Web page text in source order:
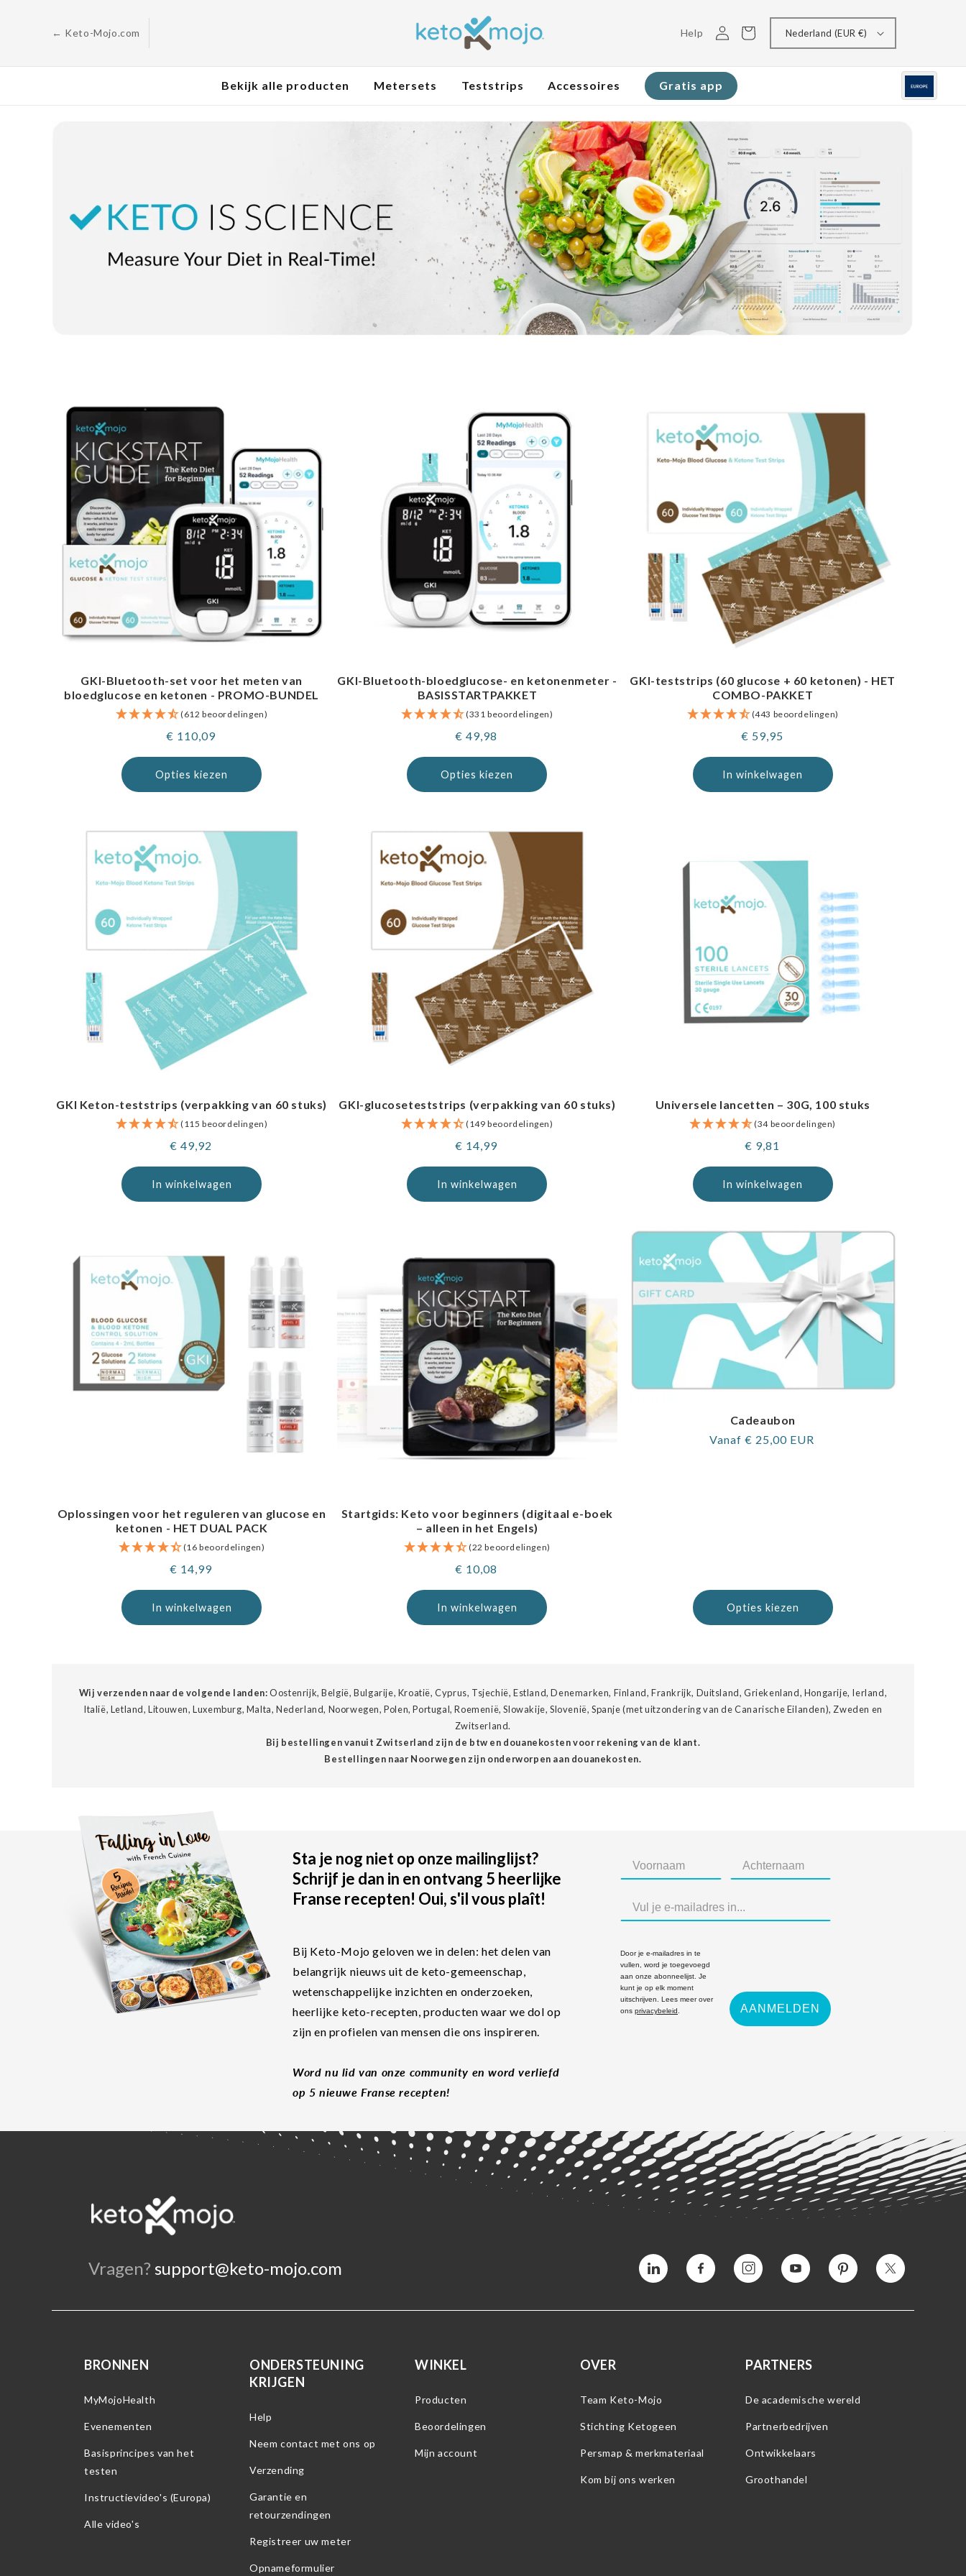
← Keto-Mojo.com HelpInloggen
Winkelwagen Nederland (EUR €)
Bekijk alle producten Metersets Teststrips Accessoires Gratis app
GKI-Bluetooth-set voor het meten van
bloedglucose en ketonen - PROMO-BUNDEL
(612 beoordelingen)
Normale
€ 110,09
Opties kiezen
GKI-Bluetooth-bloedglucose- en ketonenmeter -
BASISSTARTPAKKET
(331 beoordelingen)
Normale
€ 49,98
Opties kiezen
GKI-teststrips (60 glucose + 60 ketonen) - HET
COMBO-PAKKET
(443 beoordelingen)
Normale
€ 59,95
In winkelwagen
GKI Keton-teststrips (verpakking van 60 stuks)
(115 beoordelingen)
Normale
€ 49,92
In winkelwagen
GKI-glucoseteststrips (verpakking van 60 stuks)
(149 beoordelingen)
Normale
€ 14,99
In winkelwagen
Universele lancetten – 30G, 100 stuks
(34 beoordelingen)
Normale
€ 9,81
In winkelwagen
Oplossingen voor het reguleren van glucose en
ketonen - HET DUAL PACK
(16 beoordelingen)
Normale
€ 14,99
In winkelwagen
Startgids: Keto voor beginners (digitaal e-boek
– alleen in het Engels)
(22 beoordelingen)
Normale
€ 10,08
In winkelwagen
Cadeaubon
Normale
Vanaf € 25,00 EUR
Opties kiezen
Wij verzenden naar de volgende landen:Oostenrijk, België, Bulgarije, Kroatië, Cyprus, Tsjechië, Estland, Denemarken, Finland, Frankrijk, Duitsland, Griekenland, Hongarije, Ierland,
Italië, Letland, Litouwen, Luxemburg, Malta, Nederland, Noorwegen, Polen, Portugal, Roemenië, Slowakije, Slovenië, Spanje (met uitzondering van de Canarische Eilanden), Zweden en
Zwitserland.
Bij bestellingen vanuit Zwitserland zijn de btw en douanekosten voor rekening van de klant.
Bestellingen naar Noorwegen zijn onderworpen aan douanekosten.
Sta je nog niet op onze mailinglijst?
Schrijf je dan in en ontvang 5 heerlijke
Franse recepten! Oui, s'il vous plaît!
Bij Keto-Mojo geloven we in delen: het delen van
belangrijk nieuws uit de keto-gemeenschap,
wetenschappelijke inzichten en onderzoeken,
heerlijke keto-recepten, producten waar we dol op
zijn en profielen van mensen die ons inspireren.
Word nu lid van onze community en word verliefd
op 5 nieuwe Franse recepten!
Door je e-mailadres in te
vullen, word je toegevoegd
aan onze abonneelijst. Je
kunt je op elk moment
uitschrijven. Lees meer over
ons privacybeleid . AANMELDEN
Vragen? support@keto-mojo.com Vimeo Facebook InstagramYouTube Pinterest Twitter
BRONNEN
MyMojoHealth
Evenementen
Basisprincipes van het
testen
Instructievideo's (Europa)
Alle video's
ONDERSTEUNING
KRIJGEN
Help
Neem contact met ons op
Verzending
Garantie en
retourzendingen
Registreer uw meter
Opnameformulier
WINKEL
Producten
Beoordelingen
Mijn account
OVER
Team Keto-Mojo
Stichting Ketogeen
Persmap & merkmateriaal
Kom bij ons werken
PARTNERS
De academische wereld
Partnerbedrijven
Ontwikkelaars
Groothandel